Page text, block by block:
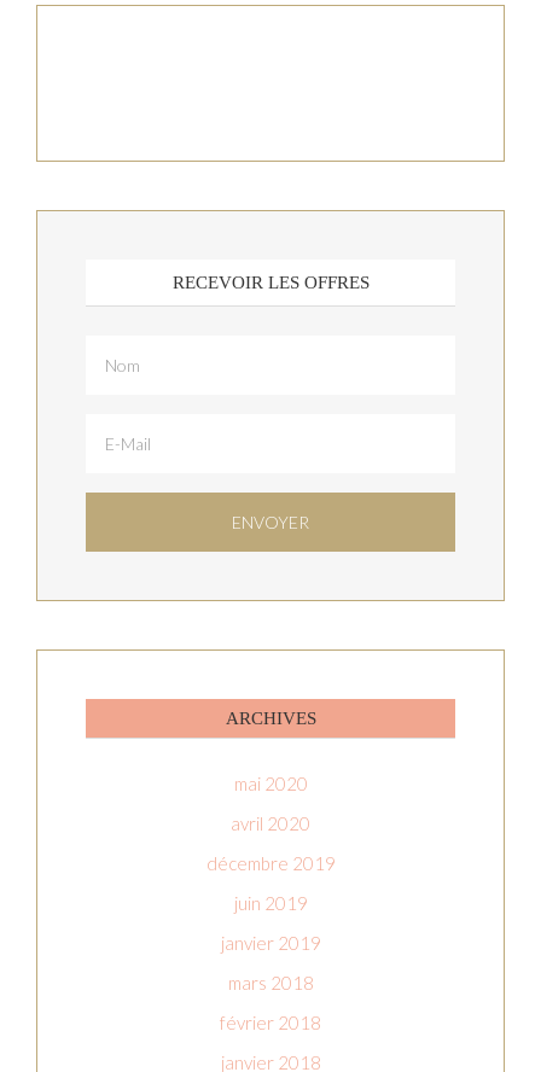
RECEVOIR LES OFFRES
ARCHIVES
mai 2020
avril 2020
décembre 2019
juin 2019
janvier 2019
mars 2018
février 2018
janvier 2018